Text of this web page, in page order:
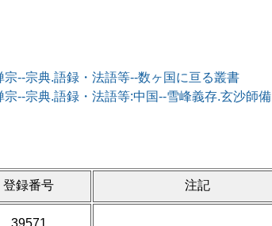
--宗典.語録・法語等--数ヶ国に亘る叢書
--宗典.語録・法語等:中国--雪峰義存.玄沙師備
登録番号 注記
39571